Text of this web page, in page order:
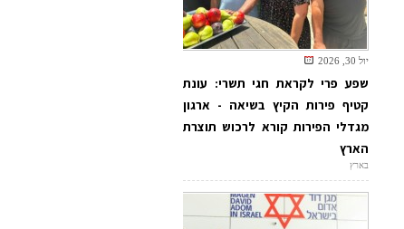
יול 30, 2026
שפע פרי לקראת חגי תשרי: עונת
קטיף פירות הקיץ בשיאה - ארגון
מגדלי הפירות קורא לרכוש תוצרת
הארץ
בארץ